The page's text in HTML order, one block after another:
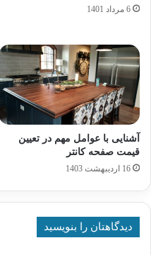
6 مرداد 1401
آشنایی با عوامل مهم در تعیین
قیمت صفحه کانتر
16 اردیبهشت 1403
دیدگاهتان را بنویسید